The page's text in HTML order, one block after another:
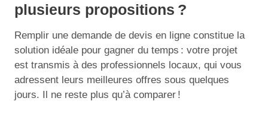
plusieurs propositions ?
Remplir une demande de devis en ligne constitue la
solution idéale pour gagner du temps : votre projet
est transmis à des professionnels locaux, qui vous
adressent leurs meilleures offres sous quelques
jours. Il ne reste plus qu’à comparer !